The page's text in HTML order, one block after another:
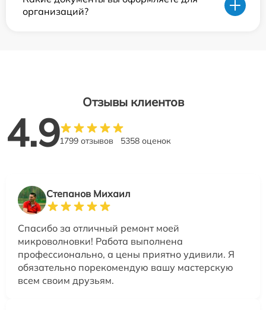
организаций?
Отзывы клиентов
4.91799 отзывов 5358 оценок
Степанов Михаил
Спасибо за отличный ремонт моей
микроволновки! Работа выполнена
профессионально, а цены приятно удивили. Я
обязательно порекомендую вашу мастерскую
всем своим друзьям.